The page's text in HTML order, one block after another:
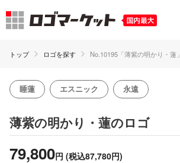
トップ ロゴを探す No.10195「薄紫の明かり・蓮」
睡蓮 エスニック 永遠
薄紫の明かり・蓮のロゴ
79,800円 (税込87,780円)